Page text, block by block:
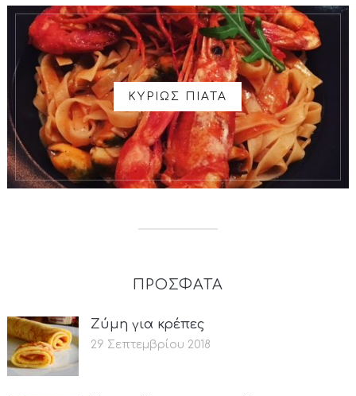
ΚΥΡΙΩΣ ΠΙΑΤΑ
ΠΡΟΣΦΑΤΑ
Ζύμη για κρέπες
29 Σεπτεμβρίου 2018